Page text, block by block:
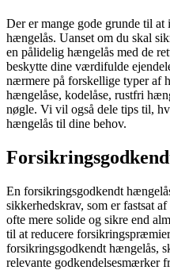
Der er mange gode grunde til
hængelås. Uanset om du skal
en pålidelig hængelås med de
beskytte dine værdifulde
nærmere på forskellige typer af
hængelåse, kodelåse, rustfri
nøgle. Vi vil også dele tips til,
hængelås til dine behov.
En forsikringsgodkendt
sikkerhedskrav, som er fastsat
ofte mere solide og sikre end
til at reducere
forsikringsgodkendt hængelås,
relevante godkendelsesmærker